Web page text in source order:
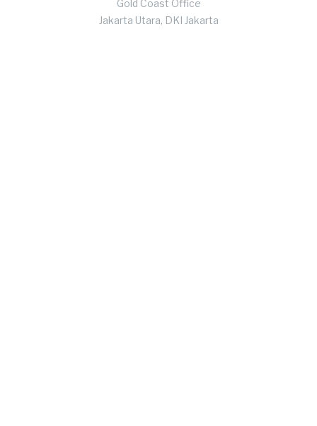
Gold Coast Office
Jakarta Utara, DKI Jakarta